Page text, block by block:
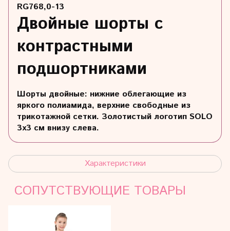
RG768,0-13
Двойные шорты с
контрастными
подшортниками
Шорты двойные: нижние облегающие из
яркого полиамида, верхние свободные из
трикотажной сетки. Золотистый логотип SOLO
3х3 см внизу слева.
Характеристики
СОПУТСТВУЮЩИЕ ТОВАРЫ